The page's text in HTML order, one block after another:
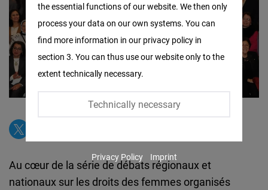
Au cœur de la série de débats régionaux et
nationaux sur les droits des femmes organisés
the essential functions of our website. We then only
process your data on our own systems. You can
find more information in our privacy policy in
section 3. You can thus use our website only to the
extent technically necessary.
Technically necessary
Facebook
Embed
Twitter
Embed
Youtube
Embed
Privacy Policy Imprint